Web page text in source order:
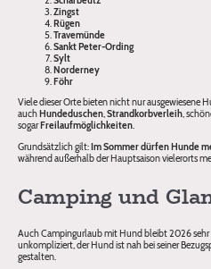
Zingst
Rügen
Travemünde
Sankt Peter-Ording
Sylt
Norderney
Föhr
Viele dieser Orte bieten nicht nur ausgewiesene
auch Hundeduschen,Strandkorbverleih,
sogar Freilaufmöglichkeiten.
Grundsätzlich gilt: Im Sommer dürfen Hunde
während außerhalb der Hauptsaison vielerorts
Camping und
Auch Campingurlaub mit Hund bleibt 2026 sehr
unkompliziert, der Hund ist nah bei seiner
gestalten.